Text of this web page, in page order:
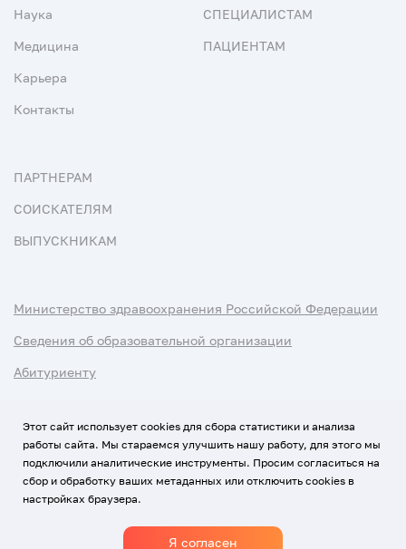
Наука
Медицина
Карьера
Контакты
СПЕЦИАЛИСТАМ
ПАЦИЕНТАМ
ПАРТНЕРАМ
СОИСКАТЕЛЯМ
ВЫПУСКНИКАМ
Министерство здравоохранения Российской Федерации
Сведения об образовательной организации
Абитуриенту
Использование Cookies
Политика обработки персональных данных
Этот сайт использует cookies для сбора статистики и анализа
работы сайта. Мы стараемся улучшить нашу работу, для этого мы
подключили аналитические инструменты. Просим согласиться на
сбор и обработку ваших метаданных или отключить cookies в
настройках браузера.
Я согласен